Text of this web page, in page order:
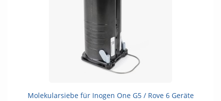
Molekularsiebe für Inogen One G5 / Rove 6 Geräte